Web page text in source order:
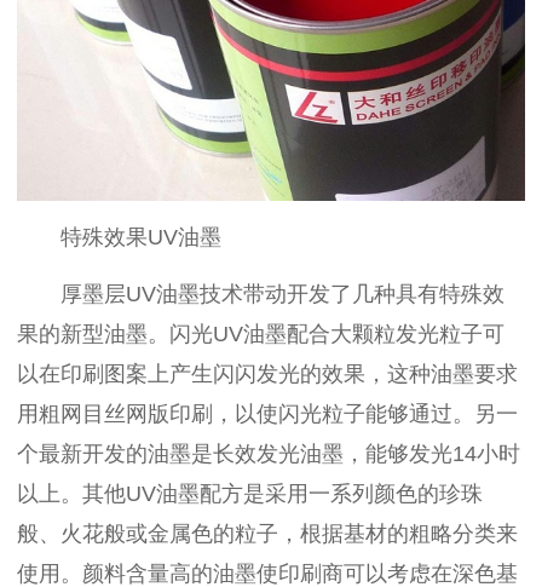
特殊效果UV油墨
厚墨层UV油墨技术带动开发了几种具有特殊效
果的新型油墨。闪光UV油墨配合大颗粒发光粒子可
以在印刷图案上产生闪闪发光的效果，这种油墨要求
用粗网目丝网版印刷，以使闪光粒子能够通过。另一
个最新开发的油墨是长效发光油墨，能够发光14小时
以上。其他UV油墨配方是采用一系列颜色的珍珠
般、火花般或金属色的粒子，根据基材的粗略分类来
使用。颜料含量高的油墨使印刷商可以考虑在深色基